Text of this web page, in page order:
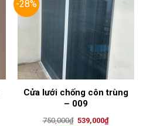
-28%
Cửa lưới chống côn trùng
– 009
750,000₫ Original
539,000₫Current